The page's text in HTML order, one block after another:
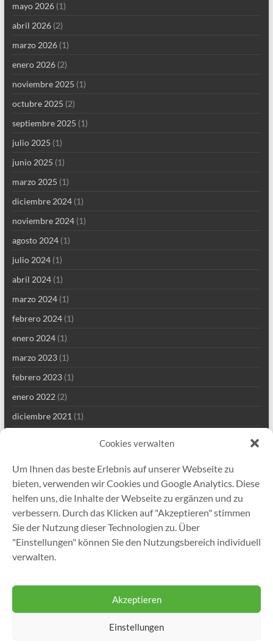
Cookies verwalten
Um Ihnen das beste Erlebnis auf unserer Webseite zu
bieten, verwenden wir Cookies und Google Analytics. Diese
helfen uns, die Inhalte der Webseite zu ergänzen und zu
verbessern. Durch das Klicken auf "Akzeptieren" stimmen
Sie der Nutzung dieser Technologien zu. Über
"Einstellungen" können Sie den Nutzungsbereich individuell
verwalten.
Akzeptieren
Einstellungen
mayo 2026(1)
abril 2026(2)
marzo 2026(1)
enero 2026(2)
noviembre 2025 (1)
octubre 2025 (2)
septiembre 2025 (1)
julio 2025 (1)
junio 2025 (1)
marzo 2025 (1)
diciembre 2024(1)
noviembre 2024(1)
agosto 2024(1)
julio 2024(1)
abril 2024(1)
marzo 2024(1)
febrero 2024(1)
enero 2024(1)
marzo 2023(1)
febrero 2023(1)
enero 2022(2)
diciembre 2021 (1)
julio 2021(1)
junio 2021
(1)
mayo 2021(8)
abril 2021(2)
enero 2021
Gutekunst Formfedern GmbH